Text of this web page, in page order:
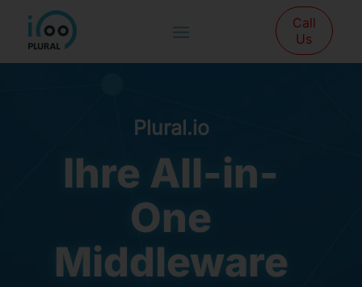
Call
Us
Plural.io
Ihre All-in-
One
Middleware